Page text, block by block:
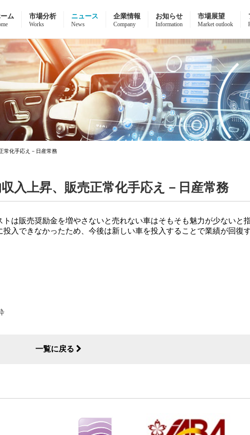
ム 市場分析
Works
ニュース
News
企業情報
Company
お知らせ
Information
市場展望
Market outlook
常化手応え－日産常務
入上昇、販売正常化手応え－日産常務
は販売奨励金を増やさないと売れない車はそもそも魅力が少ないと指
入できなかったため、今後は新しい車を投入することで業績が回復
一覧に戻る